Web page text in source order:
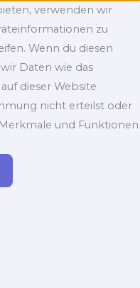
verwenden wir
zu
Wenn du diesen
Daten wie das
dieser Website
nicht erteilst oder
und Funktionen